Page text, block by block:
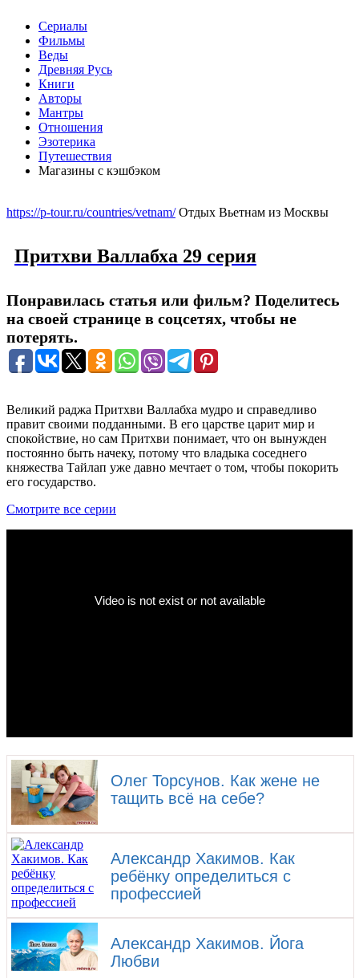
Сериалы
Фильмы
Веды
Древняя Русь
Книги
Авторы
Мантры
Отношения
Эзотерика
Путешествия
Магазины с кэшбэком
https://p-tour.ru/countries/vetnam/Отдых Вьетнам из Москвы
Притхви Валлабха 29 серия
Понравилась статья или фильм? Поделитесь
на своей странице в соцсетях, чтобы не
потерять.
Великий раджа Притхви Валлабха мудро и справедливо
правит своими подданными. В его царстве царит мир и
спокойствие, но сам Притхви понимает, что он вынужден
постоянно быть начеку, потому что владыка соседнего
княжества Тайлап уже давно мечтает о том, чтобы покорить
его государство.
Смотрите все серии
Олег Торсунов. Как жене не
тащить всё на себе?
Александр Хакимов. Как
ребёнку определиться с
профессией
Александр Хакимов. Йога
Любви